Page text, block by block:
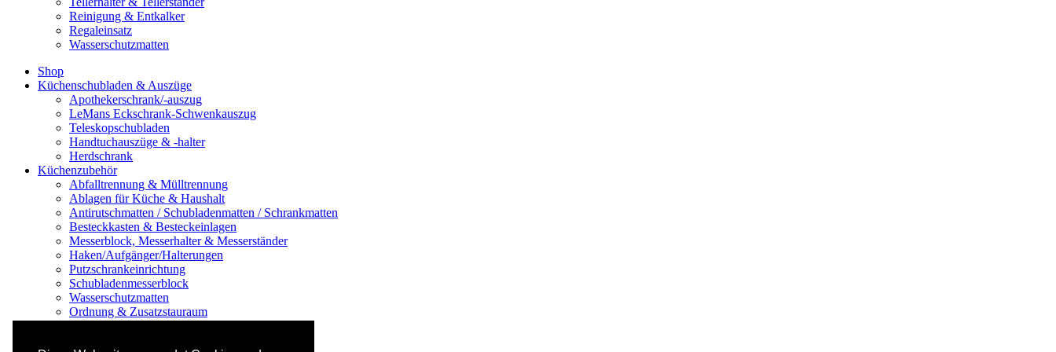
Reinigung & Entkalker
Regaleinsatz
Wasserschutzmatten
Shop
Küchenschubladen & Auszüge
Apothekerschrank/-auszug
LeMans Eckschrank-Schwenkauszug
Teleskopschubladen
Handtuchauszüge & -halter
Herdschrank
Küchenzubehör
Abfalltrennung & Mülltrennung
Ablagen für Küche & Haushalt
Antirutschmatten / Schubladenmatten / Schrankmatten
Besteckkasten & Besteckeinlagen
Messerblock, Messerhalter & Messerständer
Haken/Aufgänger/Halterungen
Putzschrankeinrichtung
Schubladenmesserblock
Wasserschutzmatten
Ordnung & Zusatzstauraum